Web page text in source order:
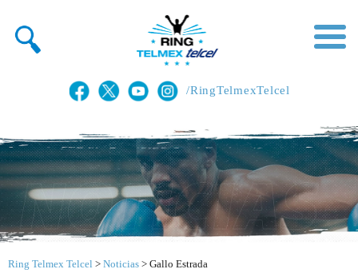
/RingTelmexTelcel
Ring Telmex Telcel > Noticias > Gallo Estrada